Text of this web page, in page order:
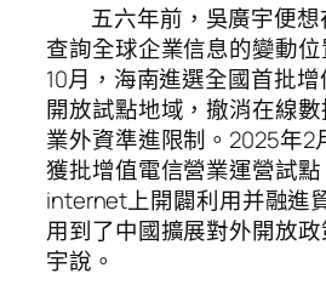
五六年前，吳廣宇便
查詢全球企業信息的變動
10月，海南進選全國首批
開放試點地域，撤消在線
業外資準進限制。2025年2
獲批增值電信營業運營試
internet上開闢利用并融進
用到了中國擴展對外開放
宇說。